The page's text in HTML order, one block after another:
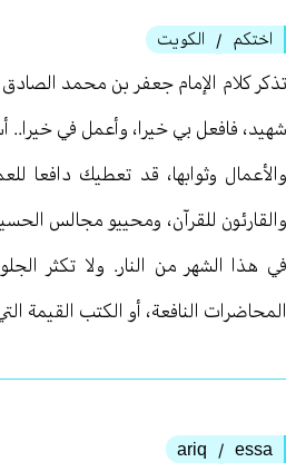
اختكم / الكويت
تذكر كلام الإمام جعفر بن محمد الصادق
شهيد، فافعل بي خيرا، وأعمل في خيرا..
والأعمال وثوابها، قد تعطيك دافعا
والقارئون للقرآن، ومحييو مجالس
في هذا الشهر من النار. ولا تكثر
المحاضرات النافعة، أو الكتب القيمة
essa
/
ariq